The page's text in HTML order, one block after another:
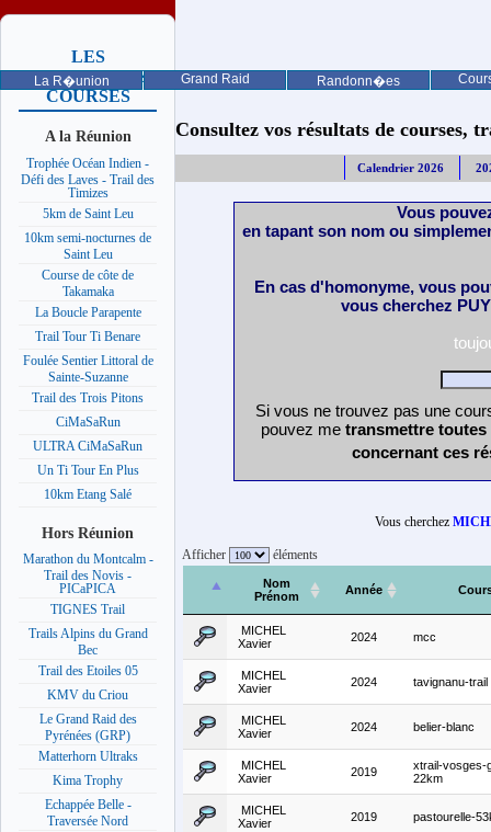
La R�union Grand Raid Randonn�es
LES
PROCHAINES
COURSES
A la Réunion
Trophée Océan Indien -
Défi des Laves - Trail des
Timizes
5km de Saint Leu
10km semi-nocturnes de
Saint Leu
Course de côte de
Takamaka
La Boucle Parapente
Trail Tour Ti Benare
Foulée Sentier Littoral de
Sainte-Suzanne
Trail des Trois Pitons
CiMaSaRun
ULTRA CiMaSaRun
Un Ti Tour En Plus
10km Etang Salé
Hors Réunion
Marathon du Montcalm -
Trail des Novis -
PICaPICA
TIGNES Trail
Trails Alpins du Grand
Bec
Trail des Etoiles 05
KMV du Criou
Le Grand Raid des
Pyrénées (GRP)
Matterhorn Ultraks
Kima Trophy
Echappée Belle -
Traversée Nord
Consultez vos résultats de courses,
Calendrier 2026
Vous
en tapant son nom ou
En cas d'homonyme, vous
vous cherchez
Si vous ne trouvez pas une
pouvez me transmettre
concernant ces
Vous cherchez
Afficher éléments
Nom
Prénom
Année
MICHEL
Xavier
2024 mcc
MICHEL
Xavier
2024 tavignanu-trail
MICHEL
Xavier
2024 belier-blanc
MICHEL
Xavier
2019
xtrail-vosges-
22km
MICHEL
Xavier
2019 pastourelle-